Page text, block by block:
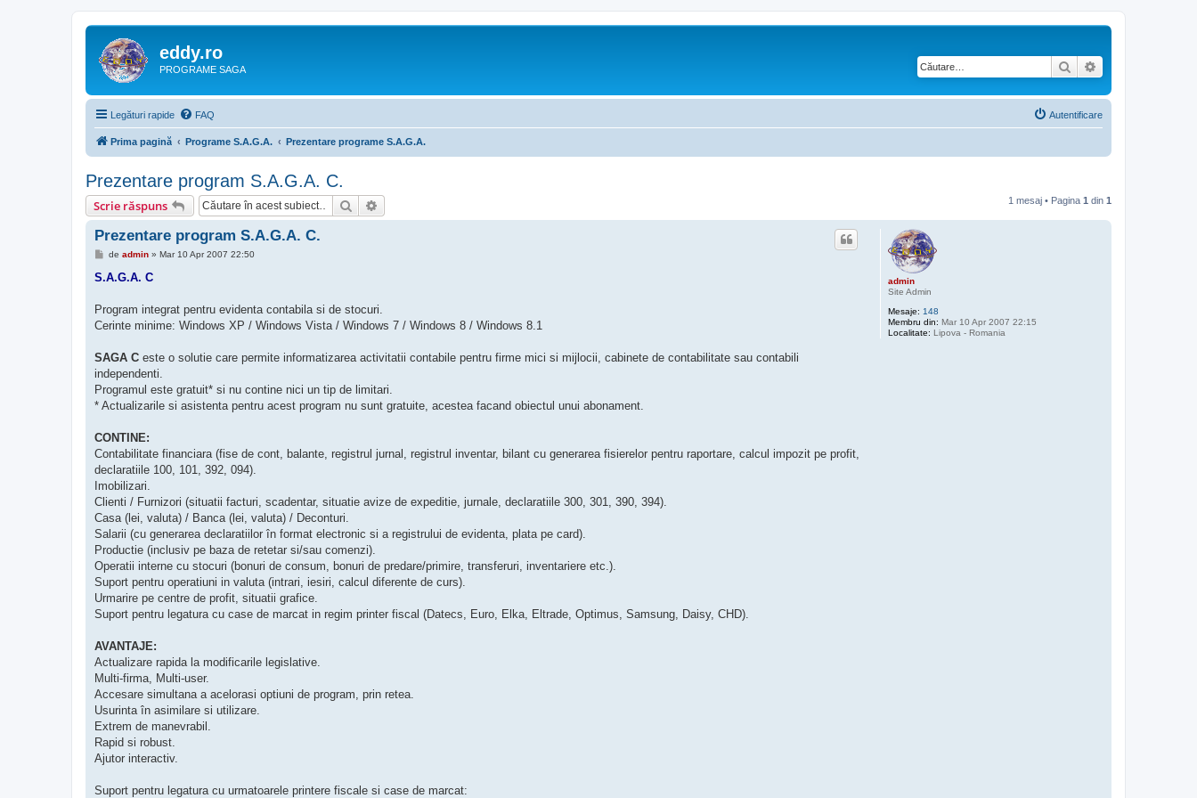
eddy.ro
PROGRAME SAGA Căutare
Legături rapide FAQ Autentificare
Prima pagină Programe S.A.G.A. Prezentare programe S.A.G.A.
Prezentare program S.A.G.A. C.
Scrie răspuns Căutare 1 mesaj • Pagina 1 din 1
admin
Site Admin
Mesaje: 148
Membru din: Mar 10 Apr 2007 22:15
Localitate: Lipova - Romania
Prezentare program S.A.G.A. C.
M
s
de admin» Mar 10 Apr 2007 22:50
S.A.G.A. C
Program integrat pentru evidenta contabila si de stocuri.
Cerinte minime: Windows XP / Windows Vista / Windows 7 / Windows 8 / Windows 8.1
SAGA C este o solutie care permite informatizarea activitatii contabile pentru firme mici si mijlocii, cabinete de contabilitate sau contabili
independenti.
Programul este gratuit* si nu contine nici un tip de limitari.
* Actualizarile si asistenta pentru acest program nu sunt gratuite, acestea facand obiectul unui abonament.
CONTINE:
Contabilitate financiara (fise de cont, balante, registrul jurnal, registrul inventar, bilant cu generarea fisierelor pentru raportare, calcul impozit pe profit,
declaratiile 100, 101, 392, 094).
Imobilizari.
Clienti / Furnizori (situatii facturi, scadentar, situatie avize de expeditie, jurnale, declaratiile 300, 301, 390, 394).
Casa (lei, valuta) / Banca (lei, valuta) / Deconturi.
Salarii (cu generarea declaratiilor în format electronic si a registrului de evidenta, plata pe card).
Productie (inclusiv pe baza de retetar si/sau comenzi).
Operatii interne cu stocuri (bonuri de consum, bonuri de predare/primire, transferuri, inventariere etc.).
Suport pentru operatiuni in valuta (intrari, iesiri, calcul diferente de curs).
Urmarire pe centre de profit, situatii grafice.
Suport pentru legatura cu case de marcat in regim printer fiscal (Datecs, Euro, Elka, Eltrade, Optimus, Samsung, Daisy, CHD).
AVANTAJE:
Actualizare rapida la modificarile legislative.
Multi-firma, Multi-user.
Accesare simultana a acelorasi optiuni de program, prin retea.
Usurinta în asimilare si utilizare.
Extrem de manevrabil.
Rapid si robust.
Ajutor interactiv.
Suport pentru legatura cu urmatoarele printere fiscale si case de marcat: